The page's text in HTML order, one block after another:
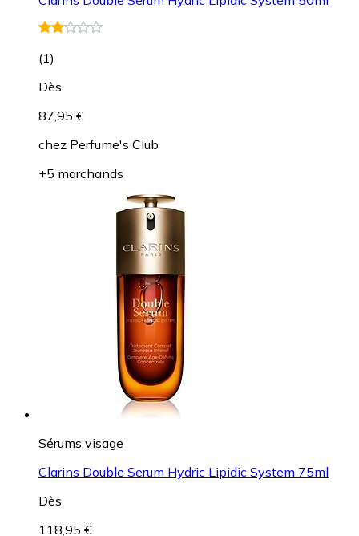
(1)
Dès
87,95 €
chez Perfume's Club
+5 marchands
Sérums visage
Clarins Double Serum Hydric Lipidic System 75ml
Dès
118,95 €